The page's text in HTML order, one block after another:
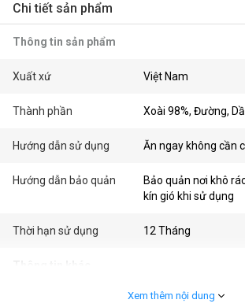
Chi tiết sản phẩm
Thông tin sản phẩm
Xuất xứ Việt Nam
Thành phần Xoài 98%, Đường,
Hướng dẫn sử dụng Ăn ngay không cần
Hướng dẫn bảo quản
Bảo quản nơi khô
kín gió khi sử dụng
Thời hạn sử dụng 12 Tháng
Nhập khẩu / Phân phối bởi Emerina
Xem thêm nội dung